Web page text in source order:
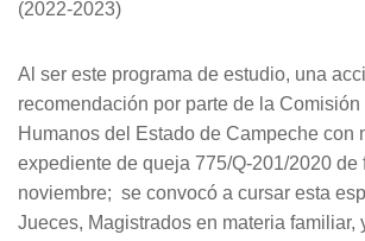
(2022-2023)
Al ser este programa de estudio, una
recomendación por parte de la
Humanos del Estado de Campeche con
expediente de queja 775/Q-201/2020 de
noviembre; se convocó a cursar esta
Jueces, Magistrados en materia familiar,